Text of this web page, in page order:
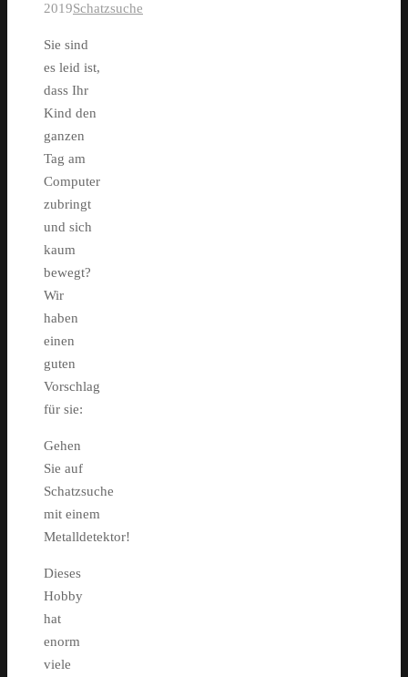
2019Schatzsuche
Sie sind
es leid ist,
dass Ihr
Kind den
ganzen
Tag am
Computer
zubringt
und sich
kaum
bewegt?
Wir
haben
einen
guten
Vorschlag
für sie:
Gehen
Sie auf
Schatzsuche
mit einem
Metalldetektor!
Dieses
Hobby
hat
enorm
viele